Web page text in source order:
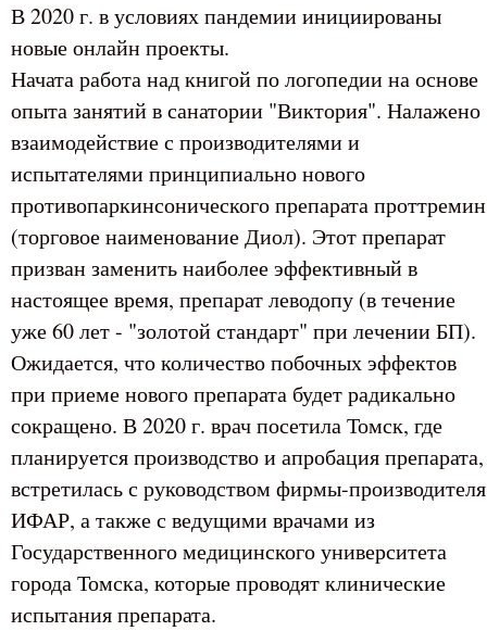
В 2020 г. в условиях пандемии инициированы
новые онлайн проекты.
Начата работа над книгой по логопедии на основе
опыта занятий в санатории "Виктория". Налажено
взаимодействие с производителями и
испытателями принципиально нового
противопаркинсонического препарата проттремин
(торговое наименование Диол). Этот препарат
призван заменить наиболее эффективный в
настоящее время, препарат леводопу (в течение
уже 60 лет - "золотой стандарт" при лечении БП).
Ожидается, что количество побочных эффектов
при приеме нового препарата будет радикально
сокращено. В 2020 г. врач посетила Томск, где
планируется производство и апробация препарата,
встретилась с руководством фирмы-производителя
ИФАР, а также с ведущими врачами из
Государственного медицинского университета
города Томска, которые проводят клинические
испытания препарата.